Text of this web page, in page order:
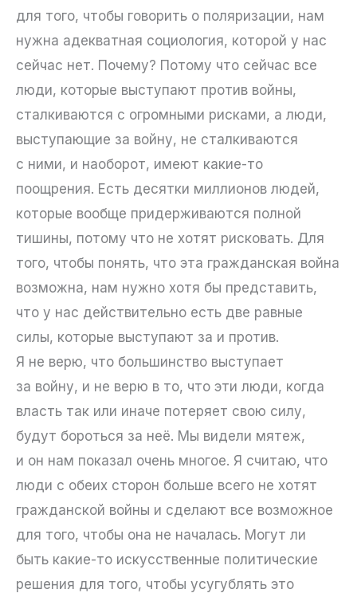
для того, чтобы говорить о поляризации, нам
нужна адекватная социология, которой у нас
сейчас нет. Почему? Потому что сейчас все
люди, которые выступают против войны,
сталкиваются с огромными рисками, а люди,
выступающие за войну, не сталкиваются
с ними, и наоборот, имеют какие-то
поощрения. Есть десятки миллионов людей,
которые вообще придерживаются полной
тишины, потому что не хотят рисковать. Для
того, чтобы понять, что эта гражданская война
возможна, нам нужно хотя бы представить,
что у нас действительно есть две равные
силы, которые выступают за и против.
Я не верю, что большинство выступает
за войну, и не верю в то, что эти люди, когда
власть так или иначе потеряет свою силу,
будут бороться за неё. Мы видели мятеж,
и он нам показал очень многое. Я считаю, что
люди с обеих сторон больше всего не хотят
гражданской войны и сделают все возможное
для того, чтобы она не началась. Могут ли
быть какие-то искусственные политические
решения для того, чтобы усугублять это